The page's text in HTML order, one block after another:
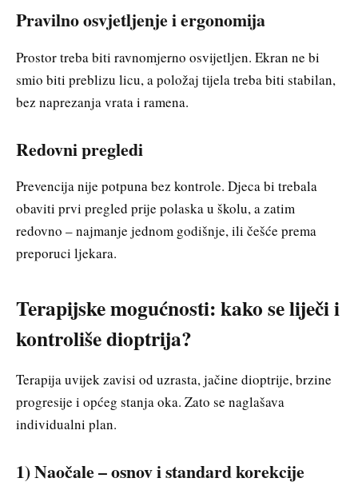
Pravilno osvjetljenje i ergonomija
Prostor treba biti ravnomjerno osvijetljen. Ekran ne bi
smio biti preblizu licu, a položaj tijela treba biti stabilan,
bez naprezanja vrata i ramena.
Redovni pregledi
Prevencija nije potpunа bez kontrole. Djeca bi trebala
obaviti prvi pregled prije polaska u školu, a zatim
redovno – najmanje jednom godišnje, ili češće prema
preporuci ljekara.
Terapijske mogućnosti: kako se liječi i
kontroliše dioptrija?
Terapija uvijek zavisi od uzrasta, jačine dioptrije, brzine
progresije i općeg stanja oka. Zato se naglašava
individualni plan.
1) Naočale – osnov i standard korekcije